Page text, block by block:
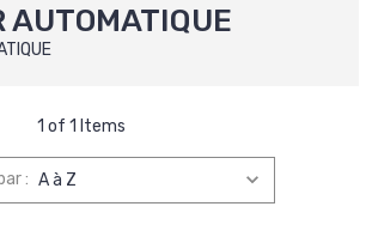
AUTOMATIQUE
1 of 1 Items
: